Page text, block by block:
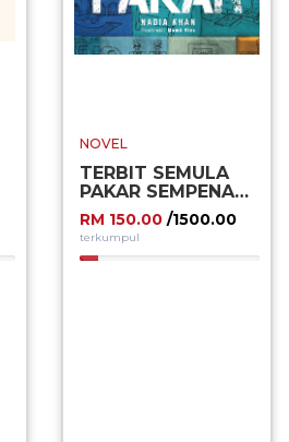
NOVEL
TERBIT SEMULA
PAKAR SEMPENA
PBAKL 2024
RM 150.00 /1500.00
terkumpul
10.00%